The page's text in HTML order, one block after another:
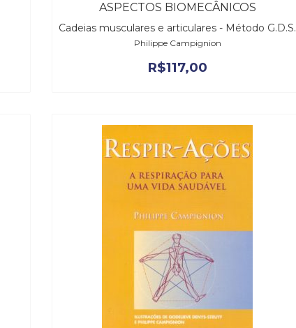
ASPECTOS BIOMECÂNICOS
Cadeias musculares e articulares - Método G.D.S.
Philippe Campignion
R$117,00